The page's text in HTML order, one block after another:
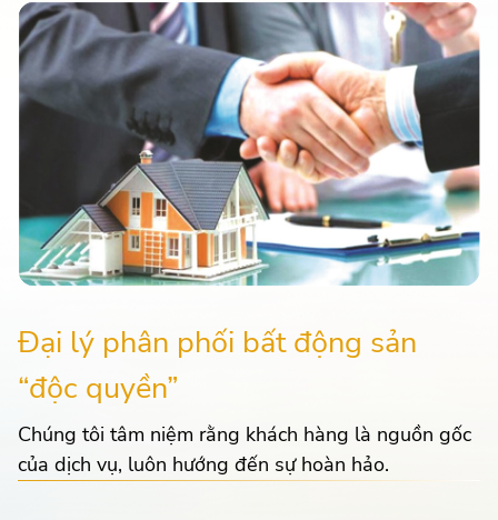
Đại lý phân phối bất động sản
“độc quyền”
Chúng tôi tâm niệm rằng khách hàng là nguồn gốc
của dịch vụ, luôn hướng đến sự hoàn hảo.